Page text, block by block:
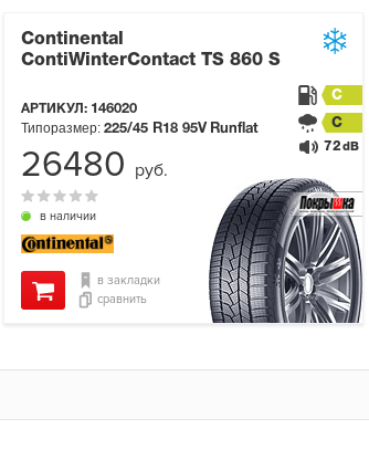
Continental
ContiWinterContact TS 860 S
АРТИКУЛ: 146020
в наличии
Типоразмер: 225/45 R18 95V Runflat
C
C
72 dB
в закладки
сравнить
26480 руб.